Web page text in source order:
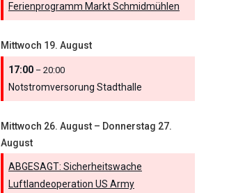
Ferienprogramm Markt Schmidmühlen
Mittwoch 19. August
17:00 – 20:00
Notstromversorung Stadthalle
Mittwoch 26. August – Donnerstag 27.
August
ABGESAGT: Sicherheitswache
Luftlandeoperation US Army